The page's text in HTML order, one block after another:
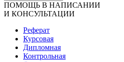
ПОМОЩЬ В НАПИСАНИИ
И КОНСУЛЬТАЦИИ
Реферат
Курсовая
Дипломная
Контрольная